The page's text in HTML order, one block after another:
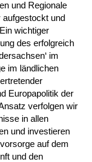
und Regionale
und
wichtiger
des erfolgreich
im
im ländlichen
Europapolitik der
verfolgen wir
in allen
und investieren
auf dem
und den